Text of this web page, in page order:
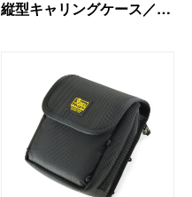
縦型キャリングケース／